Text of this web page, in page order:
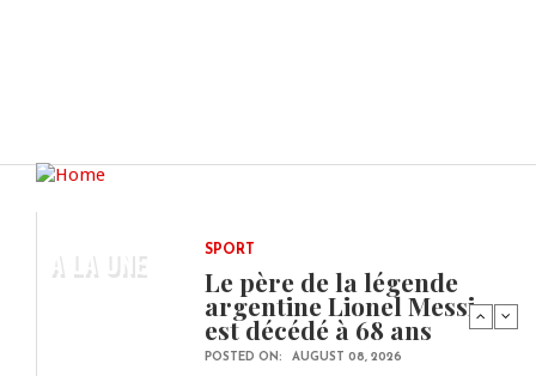
A LA UNE SPORT
Le père de la légende
argentine Lionel Messi
est décédé à 68 ans
POSTED ON: AUGUST 08, 2026